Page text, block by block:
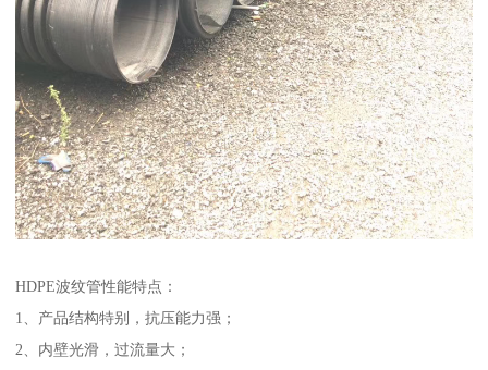
HDPE波纹管性能特点：
1、产品结构特别，抗压能力强；
2、内壁光滑，过流量大；